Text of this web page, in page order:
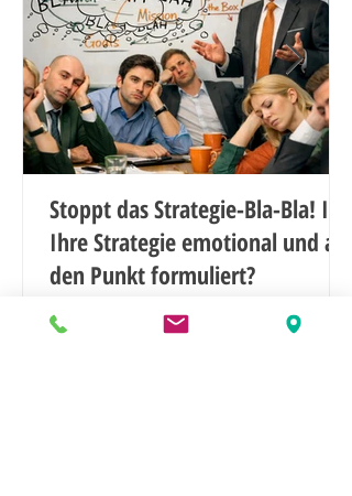
Stoppt das Strategie-Bla-Bla! Ist
Ihre Strategie emotional und auf
den Punkt formuliert?